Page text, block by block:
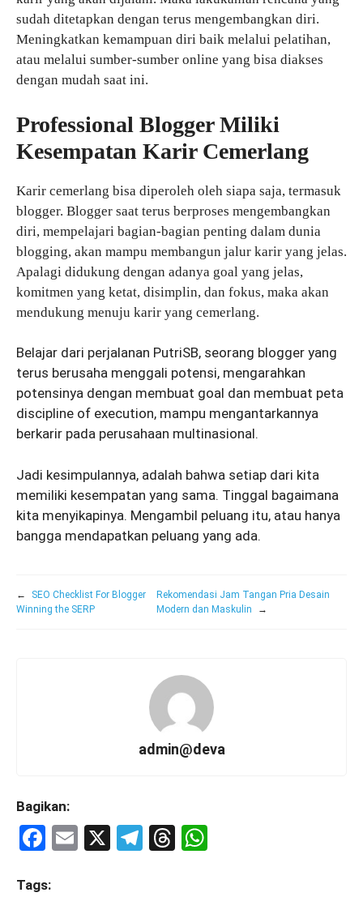
sudah ditetapkan dengan terus mengembangkan diri.
Meningkatkan kemampuan diri baik melalui pelatihan,
atau melalui sumber-sumber online yang bisa diakses
dengan mudah saat ini.
Professional Blogger Miliki
Kesempatan Karir Cemerlang
Karir cemerlang bisa diperoleh oleh siapa saja, termasuk
blogger. Blogger saat terus berproses mengembangkan
diri, mempelajari bagian-bagian penting dalam dunia
blogging, akan mampu membangun jalur karir yang jelas.
Apalagi didukung dengan adanya goal yang jelas,
komitmen yang ketat, disimplin, dan fokus, maka akan
mendukung menuju karir yang cemerlang.
Belajar dari perjalanan PutriSB, seorang blogger yang
terus berusaha menggali potensi, mengarahkan
potensinya dengan membuat goal dan membuat peta
discipline of execution, mampu mengantarkannya
berkarir pada perusahaan multinasional.
Jadi kesimpulannya, adalah bahwa setiap dari kita
memiliki kesempatan yang sama. Tinggal bagaimana
kita menyikapinya. Mengambil peluang itu, atau hanya
bangga mendapatkan peluang yang ada.
←
SEO Checklist For Blogger
Winning the SERP
Rekomendasi Jam Tangan Pria Desain
Modern dan Maskulin
→
admin@deva
Bagikan:
F
ce
E
X
T
T
Tags: